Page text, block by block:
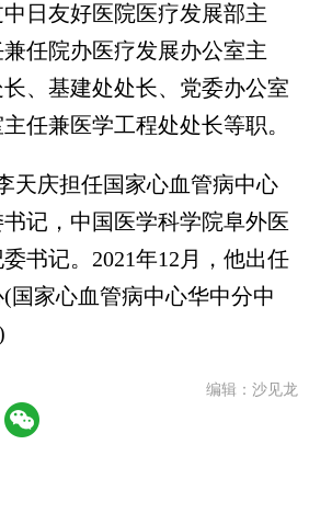
日友好医院医疗发展部主
任院办医疗发展办公室主
、基建处处长、党委办公室
任兼医学工程处处长等职。
庆担任国家心血管病中心
记，中国医学科学院阜外医
书记。2021年12月，他出任
国家心血管病中心华中分中
编辑：沙见龙